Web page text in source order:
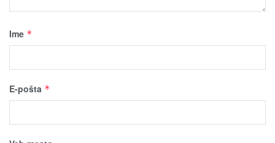
Ime *
E-pošta *